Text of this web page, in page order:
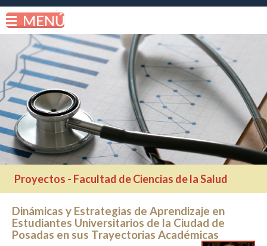
Proyectos - Facultad de Ciencias de la Salud
Dinámicas y Estrategias de Aprendizaje en
Estudiantes Universitarios de la Ciudad de
Posadas en sus Trayectorias Académicas